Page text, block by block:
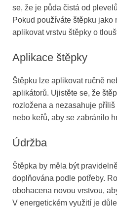
se, že je půda čistá od
Pokud používáte štěpku jako
aplikovat vrstvu štěpky o
Aplikace štěpky
Štěpku lze aplikovat ručně
aplikátorů. Ujistěte se, že
rozložena a nezasahuje
nebo keřů, aby se zabránilo
Údržba
Štěpka by měla být
doplňována podle potřeby.
obohacena novou vrstvou,
V energetickém využití je